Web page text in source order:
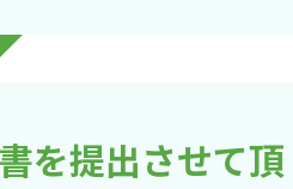
を提出させて頂